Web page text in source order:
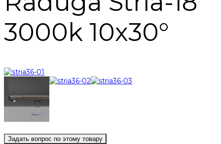
3000k 10x30°
Задать вопрос по этому товару